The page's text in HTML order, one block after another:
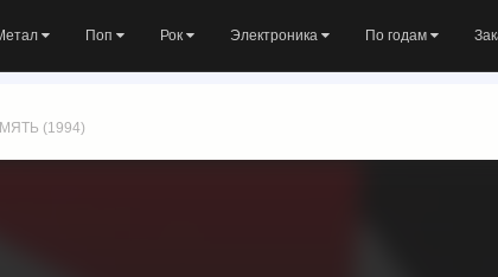
Поп Рок Электроника По годам
(1994)